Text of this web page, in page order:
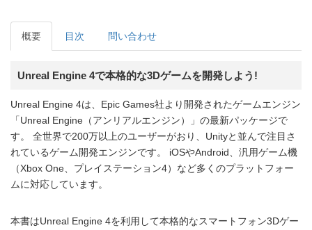
概要 目次 問い合わせ
Unreal Engine 4で本格的な3Dゲームを開発しよう!
Unreal Engine 4は、Epic Games社より開発されたゲームエンジン
「Unreal Engine（アンリアルエンジン）」の最新パッケージで
す。 全世界で200万以上のユーザーがおり、Unityと並んで注目さ
れているゲーム開発エンジンです。 iOSやAndroid、汎用ゲーム機
（Xbox One、プレイステーション4）など多くのプラットフォー
ムに対応しています。
本書はUnreal Engine 4を利用して本格的なスマートフォン3Dゲー